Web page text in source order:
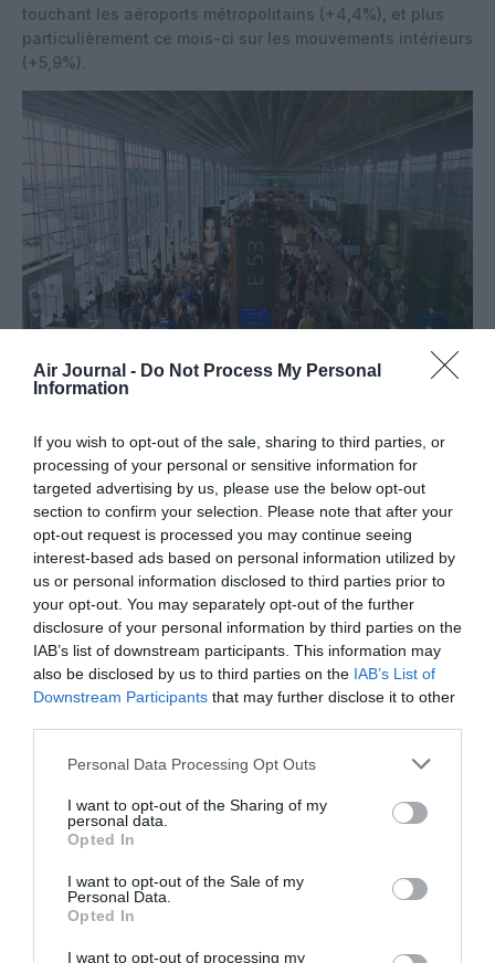
Air Journal - Do Not Process My Personal
Information
If you wish to opt-out of the sale, sharing to third parties, or
processing of your personal or sensitive information for
targeted advertising by us, please use the below opt-out
section to confirm your selection. Please note that after your
opt-out request is processed you may continue seeing
interest-based ads based on personal information utilized by
us or personal information disclosed to third parties prior to
your opt-out. You may separately opt-out of the further
disclosure of your personal information by third parties on the
IAB’s list of downstream participants. This information may
also be disclosed by us to third parties on the IAB’s List of
Downstream Participants that may further disclose it to other
Personal Data Processing Opt Outs
I want to opt-out of the Sharing of my
personal data.
Opted In
I want to opt-out of the Sale of my
Personal Data.
Opted In
I want to opt-out of processing my
touchant les aéroports métropolitains (+4,4%), et plus
particulièrement ce mois-ci sur les mouvements intérieurs
(+5,9%).
Vous avez apprécié l’article ?
Soutenez-nous, faites un don !
NOUS SOUTENIR
PARTAGER L'ARTICLE
COMMENTAIRE(S)